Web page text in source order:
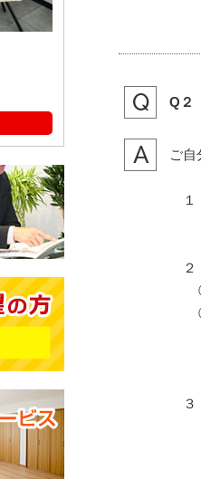
Q２
ご自
１
諸
２
①
②
上
３
融